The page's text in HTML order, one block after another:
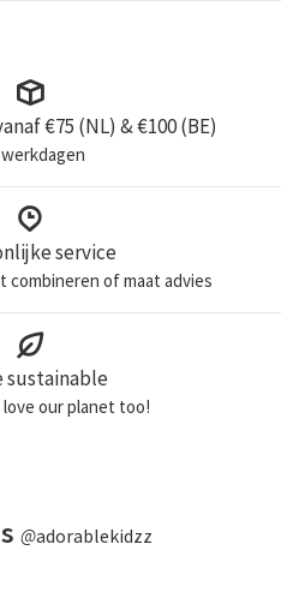
€75 (NL) & €100 (BE)
werkdagen
service
combineren of maat advies
sustainable
our planet too!
@adorablekidzz